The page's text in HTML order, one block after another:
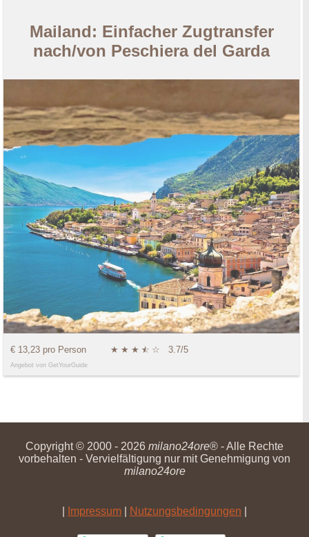
Mailand: Einfacher Zugtransfer
nach/von Peschiera del Garda
€ 13,23 pro Person ★ ★ ★ ★
☆ ☆ 3.7/5
Angebot von GetYourGuide
Copyright © 2000 - 2026 milano24ore® - Alle Rechte
vorbehalten - Vervielfältigung nur mit Genehmigung von
milano24ore
Impressum Nutzungsbedingungen